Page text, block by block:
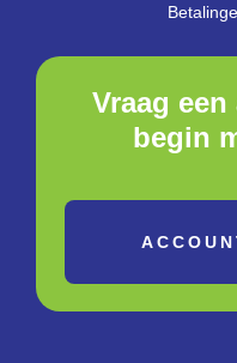
Vraag
begin